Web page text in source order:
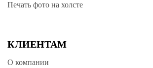
Печать фото на холсте
КЛИЕНТАМ
О компании